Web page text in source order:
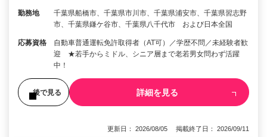
勤務地
千葉県船橋市、千葉県市川市、千葉県浦安市、千葉県習志野
市、千葉県鎌ケ谷市、千葉県八千代市 および日本全国
応募資格
自動車普通運転免許取得者（AT可）／学歴不問／未経験者歓
迎 ★若手からミドル、シニア層まで老若男女問わず活躍
中！
後で見る 詳細を見る
更新日： 2026/08/05 掲載終了日： 2026/09/11